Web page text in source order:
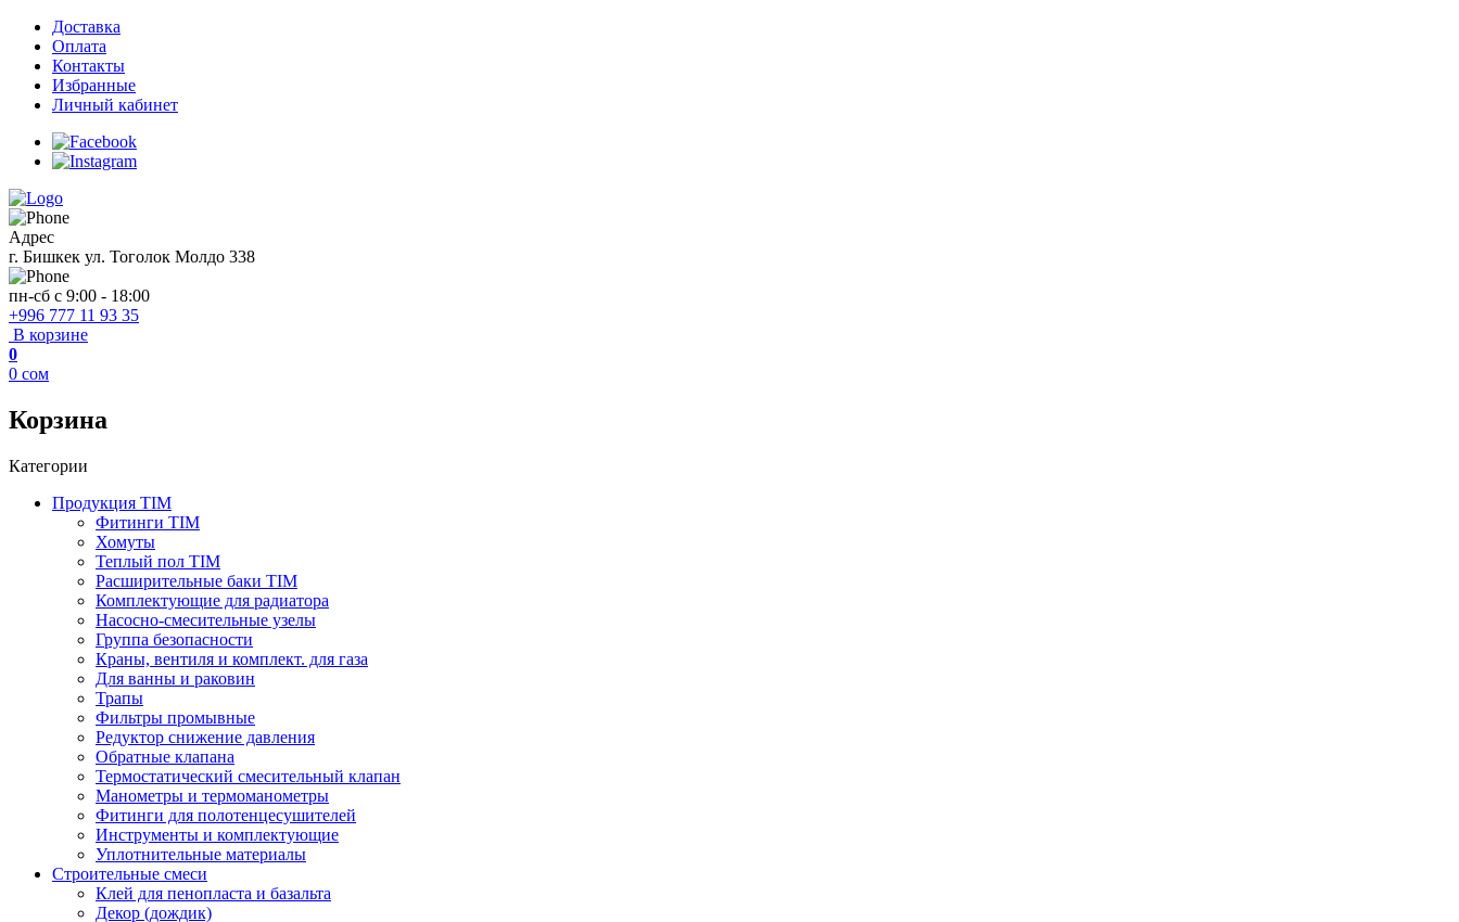
Доставка
Оплата
Контакты
Избранные
Личный кабинет
Адрес
г. Бишкек ул. Тоголок Молдо 338
пн-сб с 9:00 - 18:00
+996 777 11 93 35
В корзине
0
0 сом
Корзина
Категории
Продукция TIM
Фитинги TIM
Хомуты
Теплый пол TIM
Расширительные баки TIM
Комплектующие для радиатора
Насосно-смесительные узелы
Группа безопасности
Краны, вентиля и комплект. для газа
Для ванны и раковин
Трапы
Фильтры промывные
Редуктор снижение давления
Обратные клапана
Термостатический смесительный клапан
Манометры и термоманометры
Фитинги для полотенцесушителей
Инструменты и комплектующие
Уплотнительные материалы
Строительные смеси
Клей для пенопласта и базальта
Декор (дождик)